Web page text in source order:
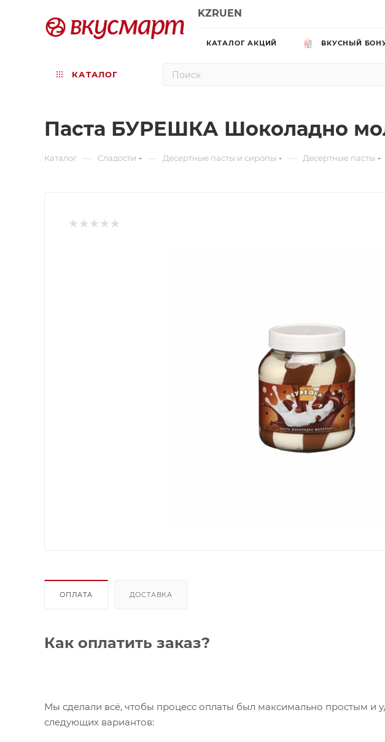
KZRUEN
КАТАЛОГ АКЦИЙ ВКУСНЫЙ
КАТАЛОГ
Паста БУРЕШКА Шоколадно
Каталог — Сладости — Десертные пасты и сиропы — Десертные пасты
ОПЛАТА ДОСТАВКА
Как оплатить заказ?
Мы сделали всё, чтобы процесс оплаты был максимально простым и
следующих вариантов: